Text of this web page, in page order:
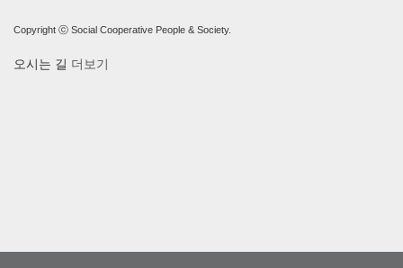
Copyright ⓒ Social Cooperative People & Society.
오시는 길 더보기